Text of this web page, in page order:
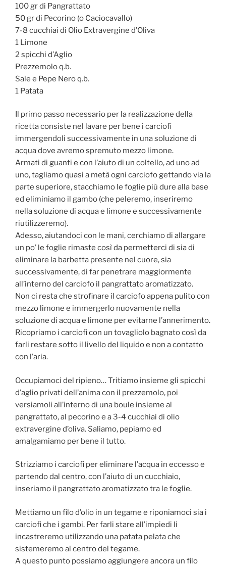
100 gr di Pangrattato
50 gr di Pecorino (o Caciocavallo)
7-8 cucchiai di Olio Extravergine d’Oliva
1 Limone
2 spicchi d’Aglio
Prezzemolo q.b.
Sale e Pepe Nero q.b.
1 Patata
Il primo passo necessario per la realizzazione della
ricetta consiste nel lavare per bene i carciofi
immergendoli successivamente in una soluzione di
acqua dove avremo spremuto mezzo limone.
Armati di guanti e con l’aiuto di un coltello, ad uno ad
uno, tagliamo quasi a metà ogni carciofo gettando via la
parte superiore, stacchiamo le foglie più dure alla base
ed eliminiamo il gambo (che peleremo, inseriremo
nella soluzione di acqua e limone e successivamente
riutilizzeremo).
Adesso, aiutandoci con le mani, cerchiamo di allargare
un po’ le foglie rimaste così da permetterci di sia di
eliminare la barbetta presente nel cuore, sia
successivamente, di far penetrare maggiormente
all’interno del carciofo il pangrattato aromatizzato.
Non ci resta che strofinare il carciofo appena pulito con
mezzo limone e immergerlo nuovamente nella
soluzione di acqua e limone per evitarne l’annerimento.
Ricopriamo i carciofi con un tovagliolo bagnato così da
farli restare sotto il livello del liquido e non a contatto
con l’aria.
Occupiamoci del ripieno… Tritiamo insieme gli spicchi
d’aglio privati dell’anima con il prezzemolo, poi
versiamoli all’interno di una boule insieme al
pangrattato, al pecorino e a 3-4 cucchiai di olio
extravergine d’oliva. Saliamo, pepiamo ed
amalgamiamo per bene il tutto.
Strizziamo i carciofi per eliminare l’acqua in eccesso e
partendo dal centro, con l’aiuto di un cucchiaio,
inseriamo il pangrattato aromatizzato tra le foglie.
Mettiamo un filo d’olio in un tegame e riponiamoci sia i
carciofi che i gambi. Per farli stare all’impiedi li
incastreremo utilizzando una patata pelata che
sistemeremo al centro del tegame.
A questo punto possiamo aggiungere ancora un filo